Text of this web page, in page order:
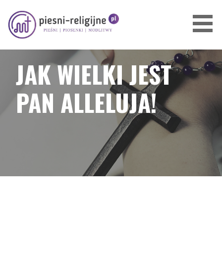
treści
PIOSENKI I PIEŚNI RELIGIJNE
JAK WIELKI JEST
PAN ALLELUJA!